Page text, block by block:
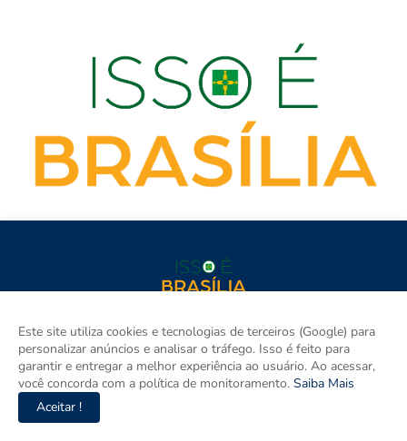
isso é BRASÍLIA é o site de notícias do Distrito Federal e Entorno
e um espaço para discutir a Região e o Brasil. Aqui tem
informação de verdade com imparcialidade. Os principais temas
são política, cidades e empreendedorismo. DRT 0010556/DF.
Este site utiliza cookies e tecnologias de terceiros (Google) para
personalizar anúncios e analisar o tráfego. Isso é feito para
garantir e entregar a melhor experiência ao usuário. Ao acessar,
você concorda com a política de monitoramento. Saiba Mais
Aceitar !